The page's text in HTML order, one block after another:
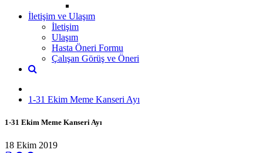
İletişim ve Ulaşım
İletişim
Ulaşım
Hasta Öneri Formu
Çalışan Görüş ve Öneri
1-31 Ekim Meme Kanseri Ayı
1-31 Ekim Meme Kanseri Ayı
18 Ekim 2019